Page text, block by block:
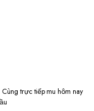
trực tiếp mu hôm nay